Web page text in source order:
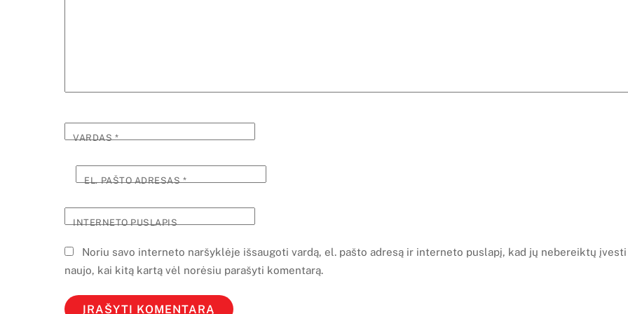
VARDAS*
EL. PAŠTO ADRESAS*
INTERNETO PUSLAPIS
Noriu savo interneto naršyklėje išsaugoti vardą, el. pašto adresą ir interneto puslapį, kad jų nebereiktų
naujo, kai kitą kartą vėl norėsiu parašyti komentarą.